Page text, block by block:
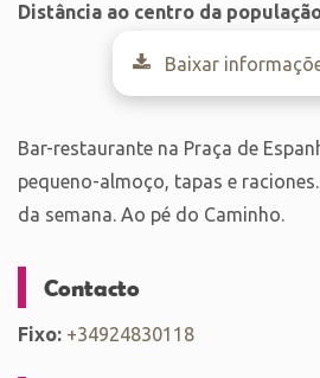
Distância ao centro da
Baixar
Bar-restaurante na Praça de
pequeno-almoço, tapas e
da semana. Ao pé do Caminho.
Contacto
Fixo: +34924830118